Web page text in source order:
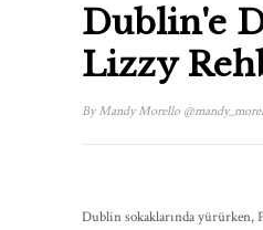
Dublin'e
Lizzy
ByMandy Morello
Dublin sokaklarında yürürken,